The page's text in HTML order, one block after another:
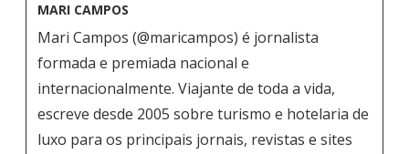
MARI CAMPOS
Mari Campos (@maricampos) é jornalista
formada e premiada nacional e
internacionalmente. Viajante de toda a vida,
escreve desde 2005 sobre turismo e hotelaria de
luxo para os principais jornais, revistas e sites